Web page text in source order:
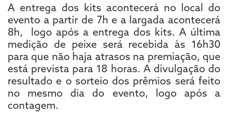
A entrega dos kits acontecerá no local do
evento a partir de 7h e a largada acontecerá
8h, logo após a entrega dos kits. A última
medição de peixe será recebida às 16h30
para que não haja atrasos na premiação, que
está prevista para 18 horas. A divulgação do
resultado e o sorteio dos prêmios será feito
no mesmo dia do evento, logo após a
contagem.